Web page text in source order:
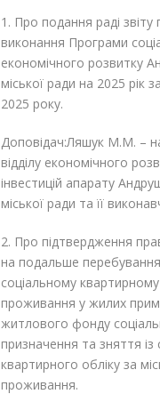
1. Про подання раді звіту
виконання Програми
економічного розвитку
міської ради на 2025 рік
2025 року.
Доповідач:Ляшук М.М. –
відділу економічного
інвестицій апарату
міської ради та її
2. Про підтвердження
на подальше
соціальному квартирному
проживання у жилих
житлового фонду
призначення та зняття із
квартирного обліку за
проживання.